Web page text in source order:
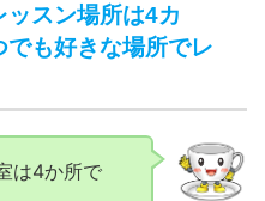
スン場所は4カ
も好きな場所でレ
は4か所で